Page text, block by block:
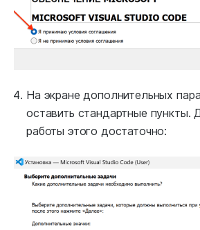
На экране дополнительных
оставить стандартные пункты.
работы этого достаточно: